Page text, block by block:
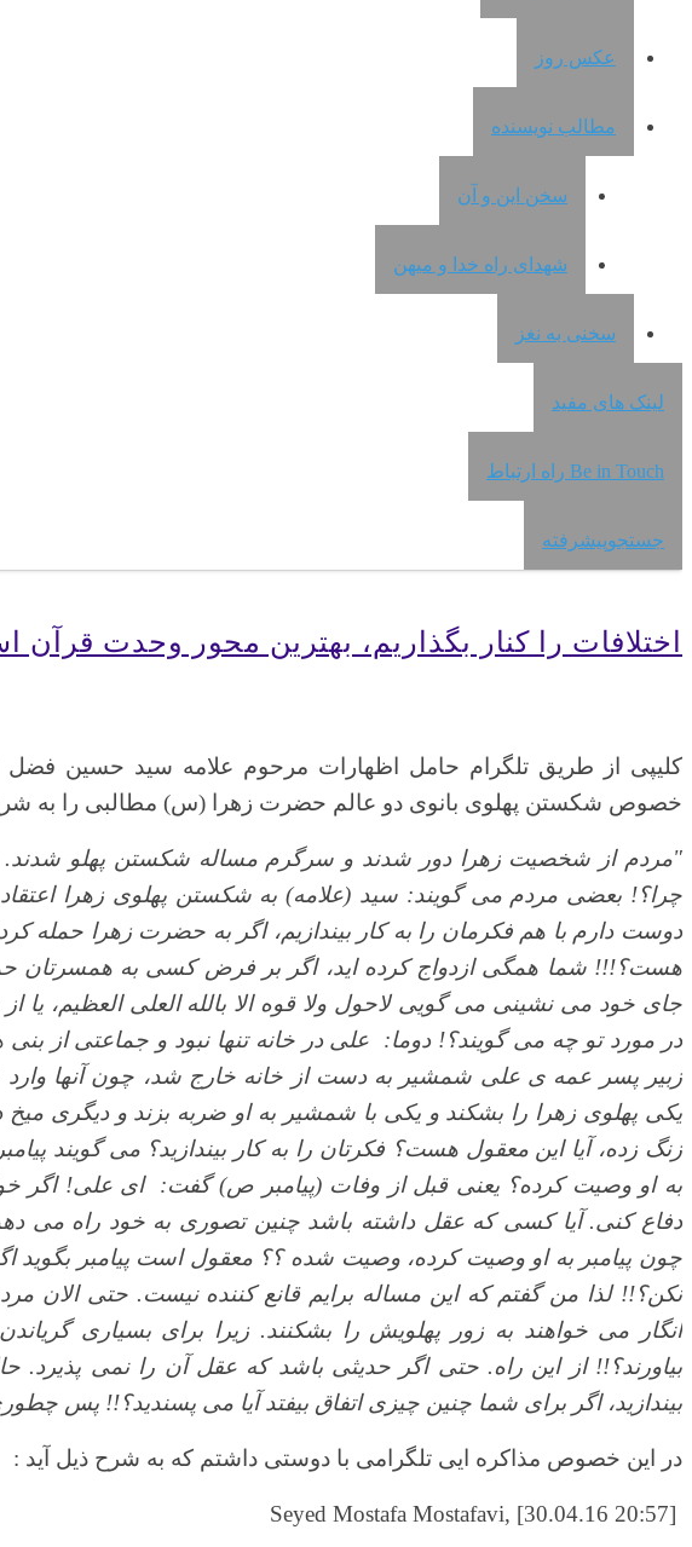
عکس روز
مطالب نویسنده
سخن این و آن
شهدای راه خدا و میهن
سخنی به نغز
لینک های مفید
Be in Touch راه ارتباط
جستجوپیشرفته
اختلافات را کنار بگذاریم، بهترین محور وحدت قرآن
کلیپی از طریق تلگرام حامل اظهارات مرحوم علامه سید حسین فضل
خصوص شکستن پهلوی بانوی دو عالم حضرت زهرا (س) مطالبی را به شرح
"مردم از شخصیت زهرا دور شدند و سرگرم مساله شکستن پهلو
چرا؟! بعضی مردم می گویند: سید (علامه) به شکستن پهلوی زهرا اعتقاد
دوست دارم با هم فکرمان را به کار بیندازیم، اگر به حضرت زهرا
هست؟!!! شما همگی ازدواج کرده اید، اگر بر فرض کسی به همسرتان
جای خود می نشینی می گویی لاحول ولا قوه الا بالله العلی العظیم،
در مورد تو چه می گویند؟! دوما:
علی در خانه تنها نبود و جماعتی از
زبیر پسر عمه ی علی شمشیر به دست از خانه خارج شد، چون آنها وارد
یکی پهلوی زهرا را بشکند و یکی با شمشیر به او ضربه بزند و دیگری میخ
زنگ زده، آیا این معقول هست؟ فکرتان را به کار بیندازید؟ می گویند
به او وصیت کرده؟ یعنی قبل از وفات (پیامبر ص) گفت: ای علی! اگر
دفاع کنی. آیا کسی که عقل داشته باشد چنین تصوری به خود راه می
چون پیامبر به او وصیت کرده، وصیت شده ؟؟ معقول است پیامبر بگوید
نکن؟!! لذا من گفتم که این مساله برایم قانع کننده نیست. حتی
انگار می خواهند به زور پهلویش را بشکنند. زیرا برای بسیاری
بیاورند؟!! از این راه. حتی اگر حدیثی باشد که عقل آن را نمی پذیرد.
بیندازید، اگر برای شما چنین چیزی اتفاق بیفتد آیا می پسندید؟!! پس
در این خصوص مذاکره ایی تلگرامی با دوستی داشتم که به شرح ذیل آید :